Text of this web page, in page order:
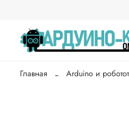
Главная Arduino и